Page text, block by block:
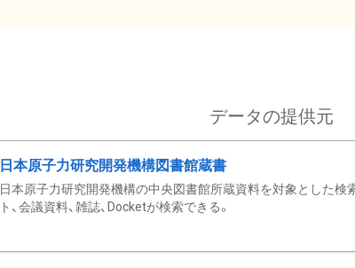
データの提供元
日本原子力研究開発機構図書館蔵書
日本原子力研究開発機構の中央図書館所蔵資料を対象とした検
ト、会議資料、雑誌、Docketが検索できる。